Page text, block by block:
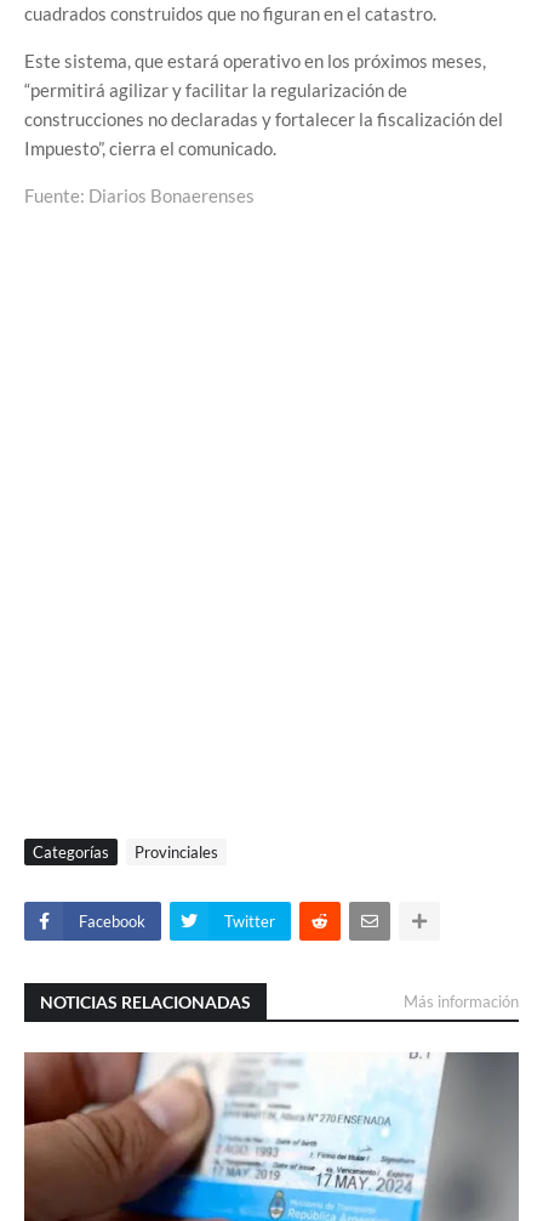
cuadrados construidos que no figuran en el catastro.
Este sistema, que estará operativo en los próximos meses,
“permitirá agilizar y facilitar la regularización de
construcciones no declaradas y fortalecer la fiscalización del
Impuesto”, cierra el comunicado.
Fuente: Diarios Bonaerenses
Categorías Provinciales
Facebook Twitter
NOTICIAS RELACIONADAS Más información